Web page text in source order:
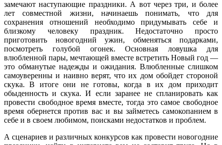
замечают наступающие праздники. А вот через три, и более
лет совместной жизни, начинаешь понимать, что для
сохранения отношений необходимо придумывать себе и
близкому человеку праздник. Недостаточно просто
приготовить новогодний ужин, обменяться подарками,
посмотреть голубой огонек. Основная ловушка для
влюбленной пары, мечтающей вместе встретить Новый год —
это обманутые надежды и ожидания. Влюбленные слишком
самоуверенны и наивно верят, что их дом обойдет стороной
скука. В итоге они не готовы, когда в их дом приходит
обыденность и скука. И если заранее не спланировать как
провести свободное время вместе, тогда это самое свободное
время обернется против вас и вы займетесь самокопанием в
себе и в своем любимом, поисками недостатков и проблем.
А сценариев и различных конкурсов как провести новогодние